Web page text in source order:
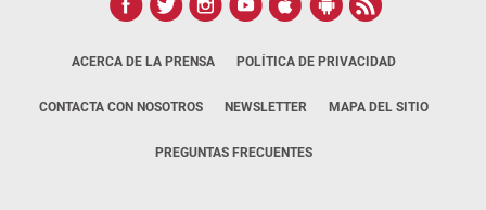
ACERCA DE LA PRENSA POLÍTICA DE PRIVACIDAD
CONTACTA CON NOSOTROS NEWSLETTER MAPA DEL SITIO
PREGUNTAS FRECUENTES